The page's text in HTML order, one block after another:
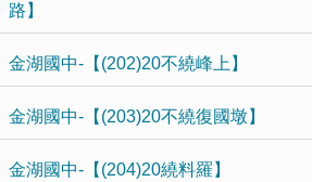
路】
金湖國中-【(202)20不繞峰上】
金湖國中-【(203)20不繞復國墩】
金湖國中-【(204)20繞料羅】